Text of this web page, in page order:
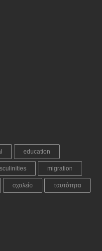
education
migration
σχολείο ταυτότητα